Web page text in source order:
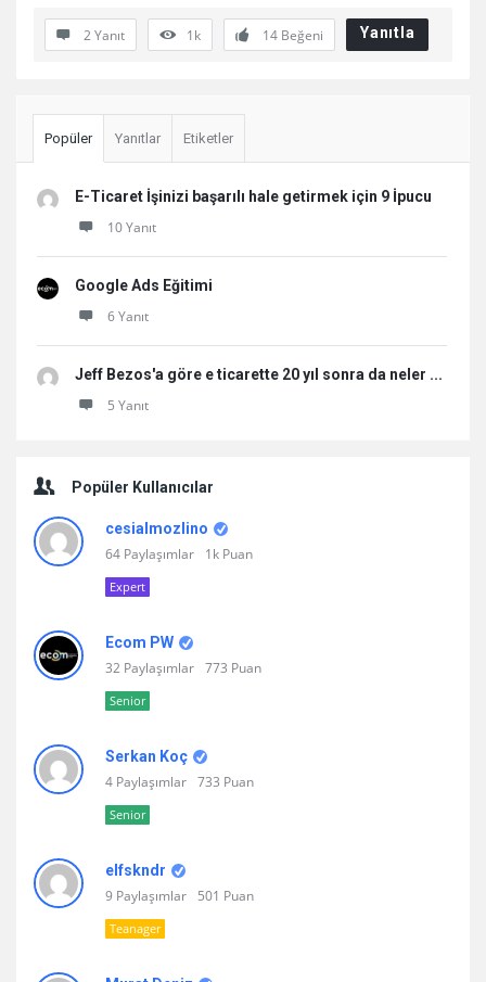
2 Yanıt 1k 14 Beğeni Yanıtla
Sidebar
Popüler Yanıtlar Etiketler
E-Ticaret İşinizi başarılı hale getirmek için 9 İpucu
10 Yanıt
Google Ads Eğitimi
6 Yanıt
Jeff Bezos'a göre e ticarette 20 yıl sonra da neler ...
5 Yanıt
Popüler Kullanıcılar
cesialmozlino
64 Paylaşımlar 1k Puan
Expert
Ecom PW
32 Paylaşımlar 773 Puan
Senior
Serkan Koç
4 Paylaşımlar 733 Puan
Senior
elfskndr
9 Paylaşımlar 501 Puan
Teanager